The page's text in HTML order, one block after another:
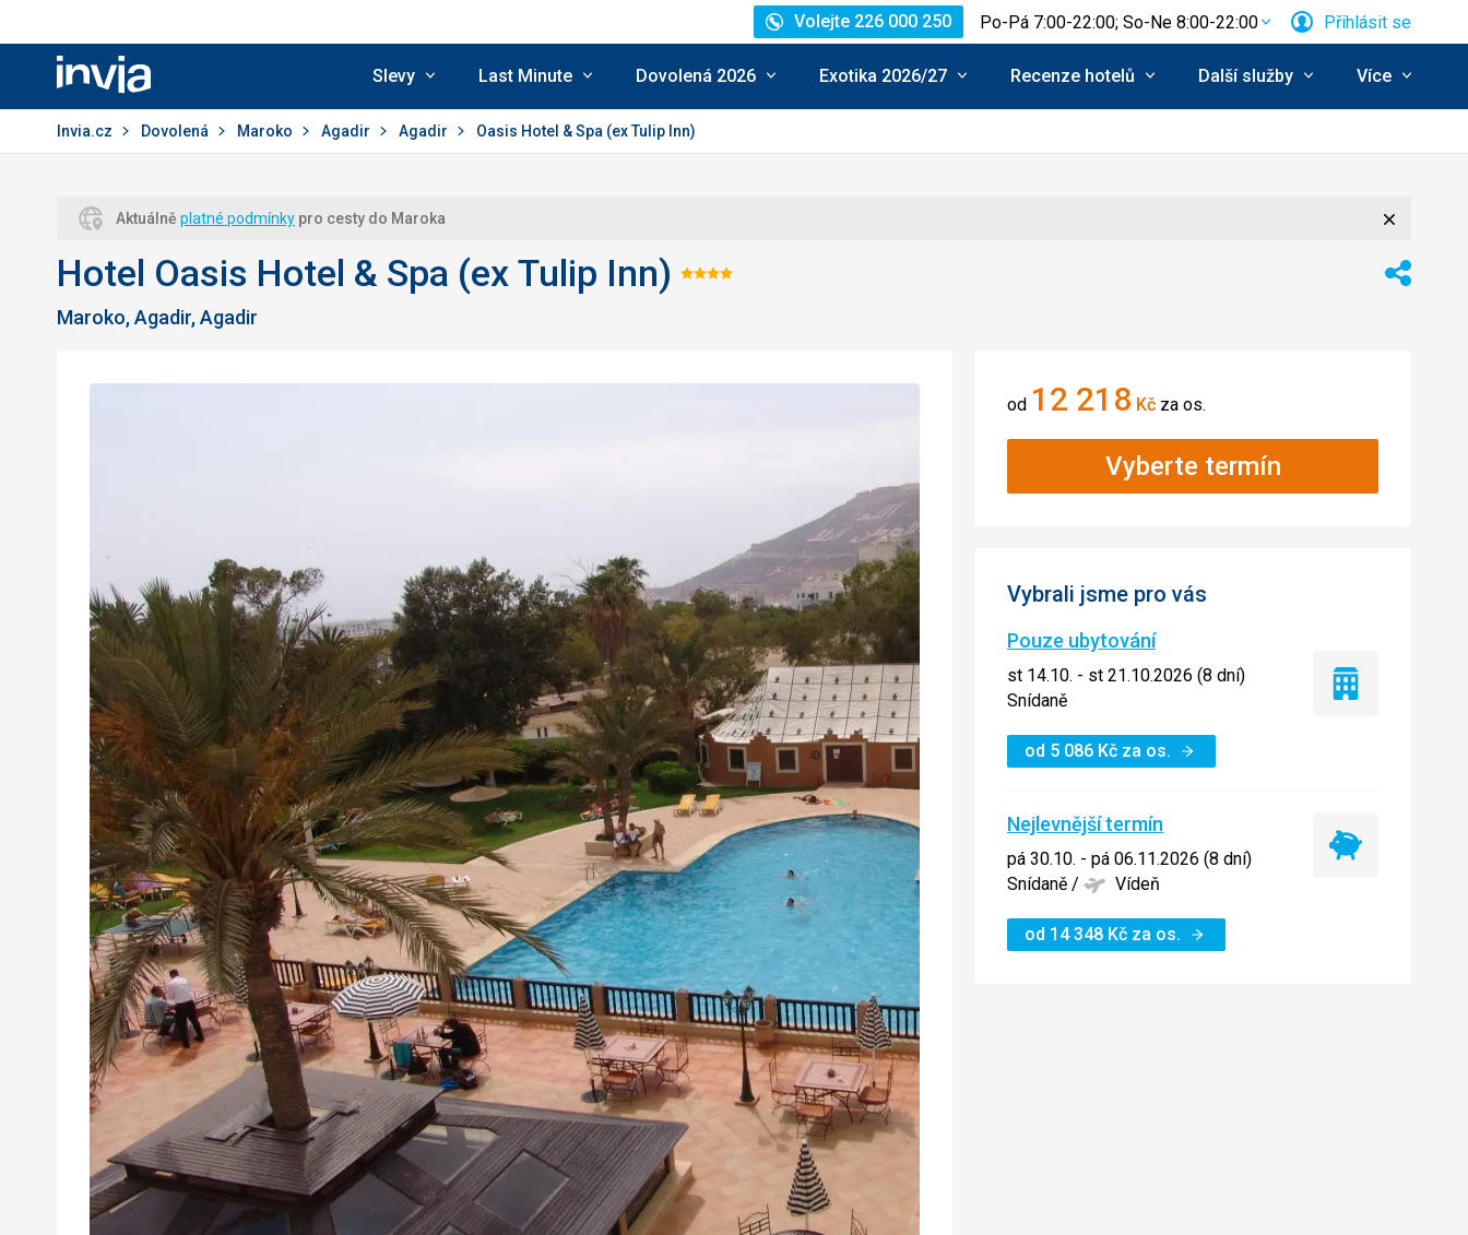
Invia.cz
Volejte 226 000 250 Po-Pá 7:00-22:00; So-Ne 8:00-22:00 Přihlásit se
Slevy Last Minute Dovolená 2026 Exotika 2026/27 Recenze hotelů Další služby Více
Invia.cz Dovolená Maroko Agadir Agadir Oasis Hotel & Spa (ex Tulip Inn)
Aktuálně platné podmínky pro cesty do Maroka
Hotel Oasis Hotel & Spa (ex Tulip Inn) Hodnocení:
Maroko, Agadir, Agadir
Sdílet
od 12 218 Kč za os.
Vyberte termín
Vybrali jsme pro vás
Pouze ubytování
st 14.10. - st 21.10.2026 (8 dní)
Snídaně
od 5 086 Kč za os.
Pouze
Nejlevnější termín
pá 30.10. - pá 06.11.2026 (8 dní)
Snídaně / Vídeň
od 14 348 Kč za os.
Nejlevnější